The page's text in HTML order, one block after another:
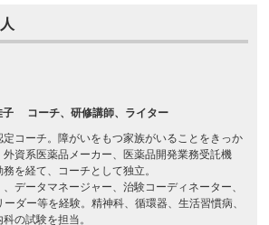
子
コーチ、研修講師、ライター
コーチ。障がいをもつ家族がいることをきっか
資系医薬品メーカー、医薬品開発業務受託機
を経て、コーチとして独立。
データマネージャー、治験コーディネーター、
ダー等を経験。精神科、循環器、生活習慣病、
の試験を担当。